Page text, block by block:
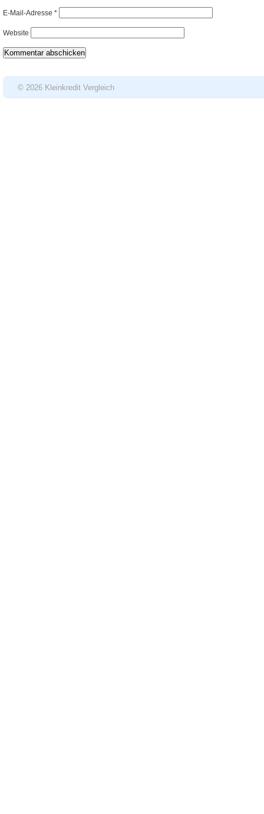
E-Mail-Adresse *
Website
© 2026 Kleinkredit Vergleich